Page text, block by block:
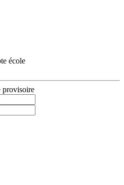
école
provisoire